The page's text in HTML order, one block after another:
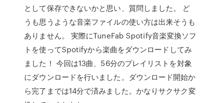
として保存できないかと思い、質問しました。 ど
うも思うような音楽ファイルの使い方は出来そうも
ありません。 実際にTuneFab Spotify音楽変換ソフ
トを使ってSpotifyから楽曲をダウンロードしてみ
ました！ 今回は13曲、56分のプレイリストを対象
にダウンロードを行いました。ダウンロード開始か
ら完了までは14分で済みました。かなりサクサク変